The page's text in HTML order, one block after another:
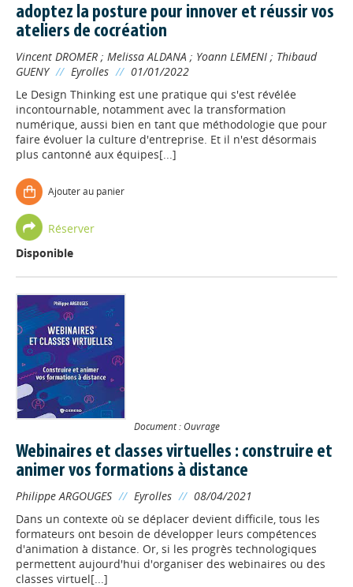
adoptez la posture pour innover et réussir vos
ateliers de cocréation
Vincent DROMER ; Melissa ALDANA ; Yoann LEMENI ; Thibaud
GUENY // Eyrolles // 01/01/2022
Le Design Thinking est une pratique qui s'est révélée
incontournable, notamment avec la transformation
numérique, aussi bien en tant que méthodologie que pour
faire évoluer la culture d'entreprise. Et il n'est désormais
plus cantonné aux équipes[...]
Ajouter au panier
Réserver
Disponible
Document : Ouvrage
Webinaires et classes virtuelles : construire et
animer vos formations à distance
Philippe ARGOUGES // Eyrolles // 08/04/2021
Dans un contexte où se déplacer devient difficile, tous les
formateurs ont besoin de développer leurs compétences
d'animation à distance. Or, si les progrès technologiques
permettent aujourd'hui d'organiser des webinaires ou des
classes virtuel[...]